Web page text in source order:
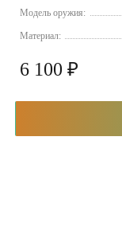
Модель оружия:
Материал:
6 100 ₽